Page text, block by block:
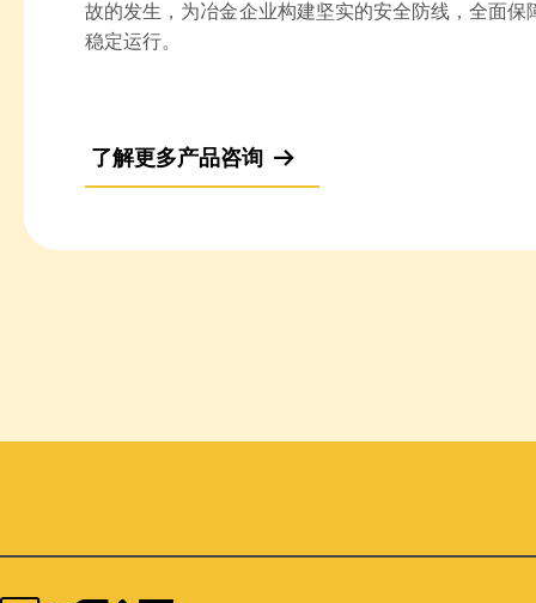
故的发生，为冶金企业构建坚实的安全防线，全面保
稳定运行。
了解更多产品咨询 뀠